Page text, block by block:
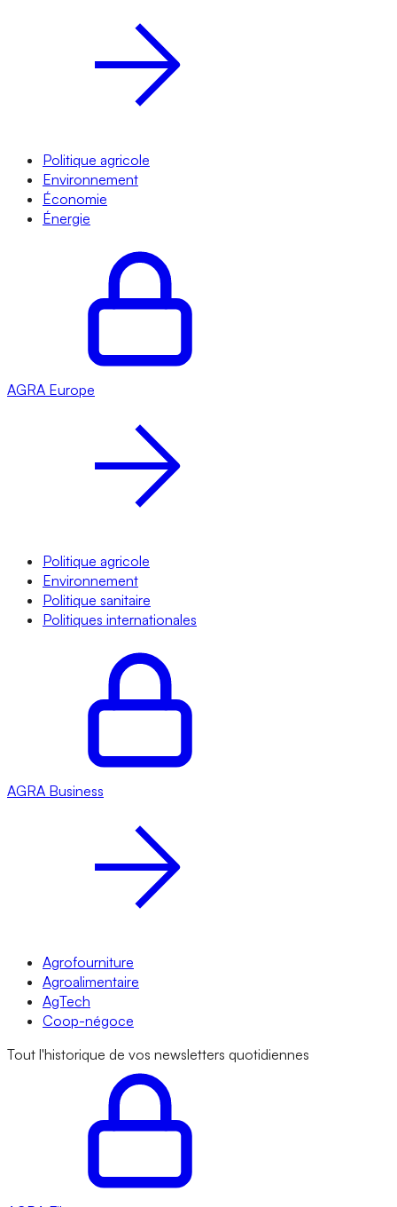
Politique agricole
Environnement
Économie
Énergie
AGRA Europe
Politique agricole
Environnement
Politique sanitaire
Politiques internationales
AGRA Business
Agrofourniture
Agroalimentaire
AgTech
Coop-négoce
Tout l'historique de vos newsletters quotidiennes